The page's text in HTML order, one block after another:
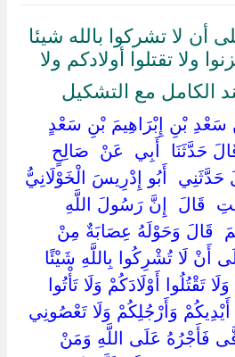
أن لا تشركوا بالله شيئا
ولا تقتلوا أولادكم ولا
الكامل مع التشكيل
سَعْدِ بْنِ إِبْرَاهِيمَ بْنِ سَعْدٍ
حَدَّثَنَا ‏ ‏أَبِي ‏ ‏عَنْ ‏ ‏صَالِحٍ
‏أَبُو إِدْرِيسَ الْخَوْلَانِيُّ
‏قَالَ ‏ ‏إِنَّ رَسُولَ اللَّهِ
‏قَالَ وَحَوْلَهُ عِصَابَةٌ مِنْ
أَنْ لَا تُشْرِكُوا بِاللَّهِ شَيْئًا
تَقْتُلُوا أَوْلَادَكُمْ وَلَا تَأْتُوا
أَيْدِيكُمْ وَأَرْجُلِكُمْ وَلَا تَعْصُونِي
فَأَجْرُهُ عَلَى اللَّهِ وَمَنْ